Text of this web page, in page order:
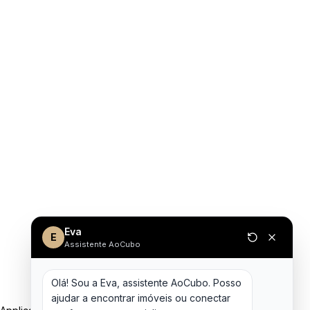
E Eva
Assistente AoCubo
Olá! Sou a Eva, assistente AoCubo. Posso
ajudar a encontrar imóveis ou conectar